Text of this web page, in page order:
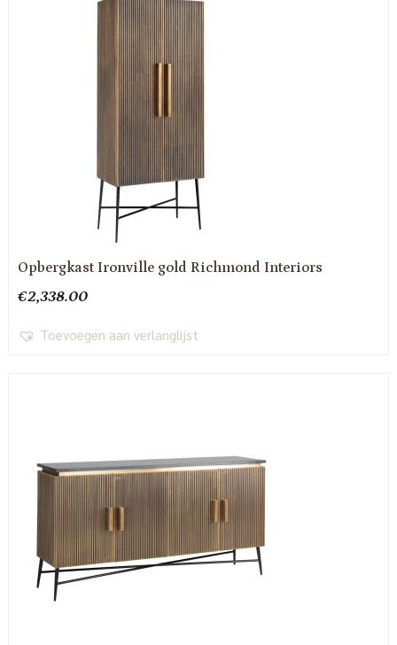
Opbergkast Ironville gold Richmond Interiors
€2,338.00
Toevoegen aan verlanglijst